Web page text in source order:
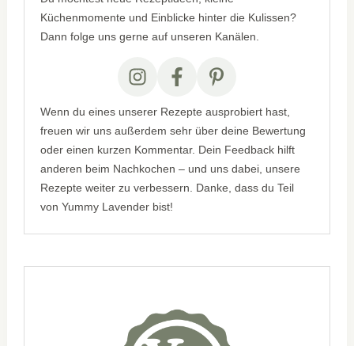
Küchenmomente und Einblicke hinter die Kulissen?
Dann folge uns gerne auf unseren Kanälen.
Wenn du eines unserer Rezepte ausprobiert hast,
freuen wir uns außerdem sehr über deine Bewertung
oder einen kurzen Kommentar. Dein Feedback hilft
anderen beim Nachkochen – und uns dabei, unsere
Rezepte weiter zu verbessern. Danke, dass du Teil
von Yummy Lavender bist!